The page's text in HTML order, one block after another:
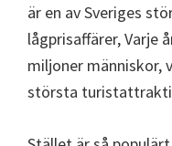
är en av Sveriges
lågprisaffärer, Varje
miljoner människor,
största